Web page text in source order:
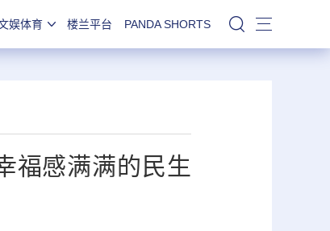
娱体育 楼兰平台 PANDA SHORTS 站内搜索
福感满满的民生